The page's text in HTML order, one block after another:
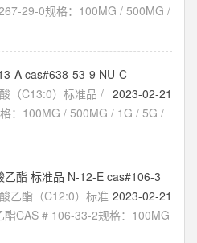
29-0规格：100MG / 500MG /
A cas#638-53-9 NU-C
2023-02-21
（C13:0）标准品 /
：100MG / 500MG / 1G / 5G /
酯 标准品 N-12-E cas#106-3
2023-02-21
乙酯（C12:0）标准
CAS # 106-33-2规格：100MG